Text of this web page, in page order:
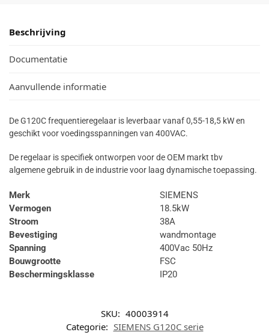
Beschrijving
Documentatie
Aanvullende informatie
De G120C frequentieregelaar is leverbaar vanaf 0,55-18,5 kW en
geschikt voor voedingsspanningen van 400VAC.
De regelaar is specifiek ontworpen voor de OEM markt tbv
algemene gebruik in de industrie voor laag dynamische toepassing.
Merk
SIEMENS
Vermogen
18.5kW
Stroom
38A
Bevestiging
wandmontage
Spanning
400Vac 50Hz
Bouwgrootte
FSC
Beschermingsklasse
IP20
SKU: 40003914
Categorie: SIEMENS G120C serie